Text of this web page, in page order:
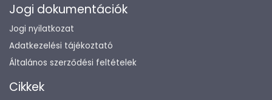
Jogi dokumentációk
Jogi nyilatkozat
Adatkezelési tájékoztató
Általános szerződési feltételek
Cikkek